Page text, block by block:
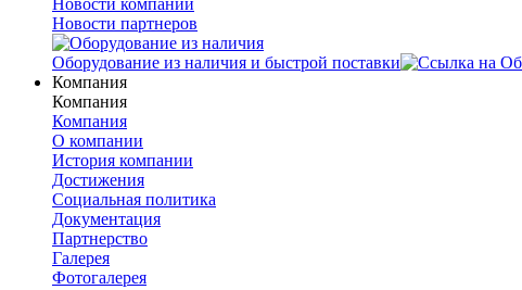
Новости компании
Новости партнеров
Оборудование из наличия и быстрой поставки
Компания
Компания
Компания
О компании
История компании
Достижения
Социальная политика
Документация
Партнерство
Галерея
Фотогалерея